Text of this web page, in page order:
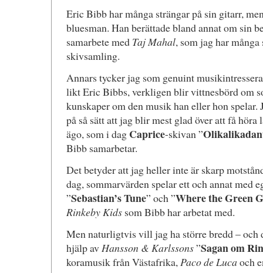
Eric Bibb har många strängar på sin gitarr,
bluesman. Han berättade bland annat om sin
samarbete med Taj Mahal, som jag har
skivsamling.
Annars tycker jag som genuint
likt Eric Bibbs, verkligen blir vittnesbörd om
kunskaper om den musik han eller hon spelar.
på så sätt att jag blir mest glad över att få
ägo, som i dag Caprice-skivan ”
Bibb samarbetar.
Det betyder att jag heller inte är skarp
dag, sommarvärden spelar ett och annat med
”Sebastian’s Tune” och ”Where the Green
Rinkeby Kidssom Bibb har arbetat med.
Men naturligtvis vill jag ha större bredd – och
hjälp avHansson & Karlssons”Sagan om
koramusik från Västafrika,Paco de Lucaoch